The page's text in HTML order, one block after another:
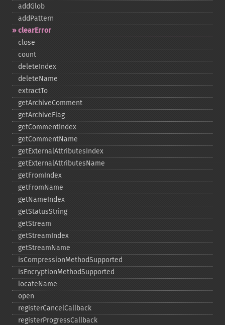
addGlob
addPattern
clearError
close
count
deleteIndex
deleteName
extractTo
getArchiveComment
getArchiveFlag
getCommentIndex
getCommentName
getExternalAttributesIndex
getExternalAttributesName
getFromIndex
getFromName
getNameIndex
getStatusString
getStream
getStreamIndex
getStreamName
isCompressionMethodSupported
isEncryptionMethodSupported
locateName
open
registerCancelCallback
registerProgressCallback